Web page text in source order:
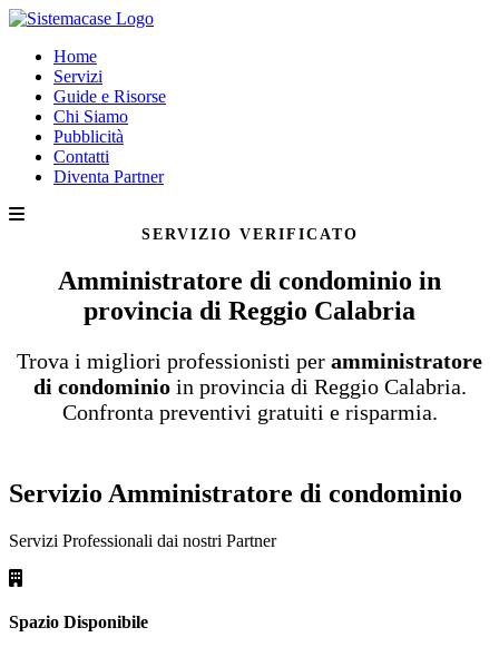
Home
Servizi
Guide e Risorse
Chi Siamo
Pubblicità
Contatti
Diventa Partner
SERVIZIO VERIFICATO
Amministratore di condominio in
provincia di Reggio Calabria
Trova i migliori professionisti per amministratore
di condominio in provincia di Reggio Calabria.
Confronta preventivi gratuiti e risparmia.
Servizio Amministratore di condominio
Servizi Professionali dai nostri Partner
Spazio Disponibile